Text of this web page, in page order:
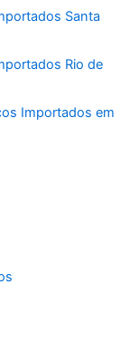
Santa
Rio de
Importados em